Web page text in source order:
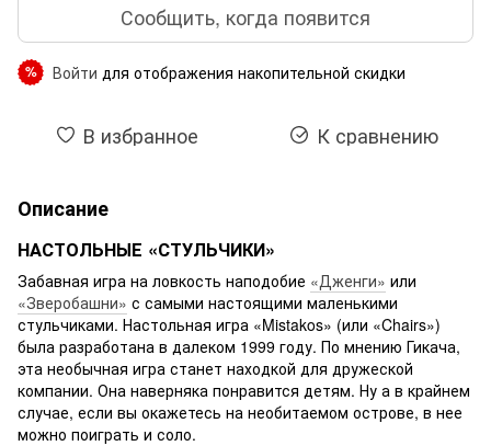
Сообщить, когда появится
% Войти для отображения накопительной скидки
В избранное К сравнению
Описание
НАСТОЛЬНЫЕ «СТУЛЬЧИКИ»
Забавная игра на ловкость наподобие «Дженги» или
«Зверобашни» с самыми настоящими маленькими
стульчиками. Настольная игра «Mistakos» (или «Chairs»)
была разработана в далеком 1999 году. По мнению Гикача,
эта необычная игра станет находкой для дружеской
компании. Она наверняка понравится детям. Ну а в крайнем
случае, если вы окажетесь на необитаемом острове, в нее
можно поиграть и соло.